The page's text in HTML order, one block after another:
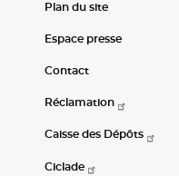
Plan du site
Espace presse
Contact
Réclamation
Caisse des Dépôts
Ciclade